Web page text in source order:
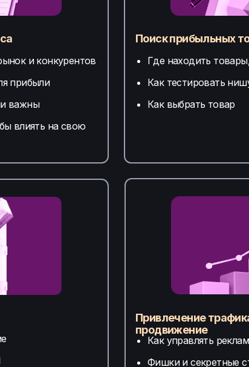
Как управлять
Фишки и секретные
Привлечение
продвижение
Где находить
Как тестировать
Как выбрать товар
Поиск прибыльных
и конкурентов
прибыли
важны
влиять на свою